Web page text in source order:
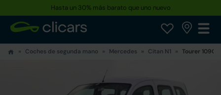
Hasta un 30% más barato que uno nuevo
Coches de segunda mano Mercedes Citan N1 Tourer